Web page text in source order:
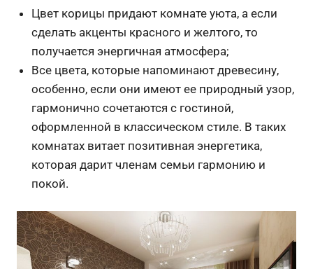
Цвет корицы придают комнате уюта, а если
сделать акценты красного и желтого, то
получается энергичная атмосфера;
Все цвета, которые напоминают древесину,
особенно, если они имеют ее природный узор,
гармонично сочетаются с гостиной,
оформленной в классическом стиле. В таких
комнатах витает позитивная энергетика,
которая дарит членам семьи гармонию и
покой.